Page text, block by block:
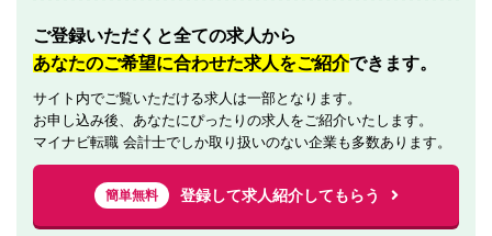
ご登録いただくと全ての求人から
あなたのご希望に合わせた求人をご紹介できます。
サイト内でご覧いただける求人は一部となります。
お申し込み後、あなたにぴったりの求人をご紹介いたします。
マイナビ転職 会計士でしか取り扱いのない企業も多数あります。
簡単無料 登録して求人紹介してもらう